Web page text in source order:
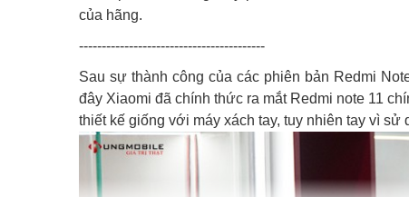
của hãng.
-----------------------------------------
Sau sự thành công của các phiên bản Redmi
đây Xiaomi đã chính thức ra mắt Redmi note 11
thiết kế giống với máy xách tay, tuy nhiên tay vì